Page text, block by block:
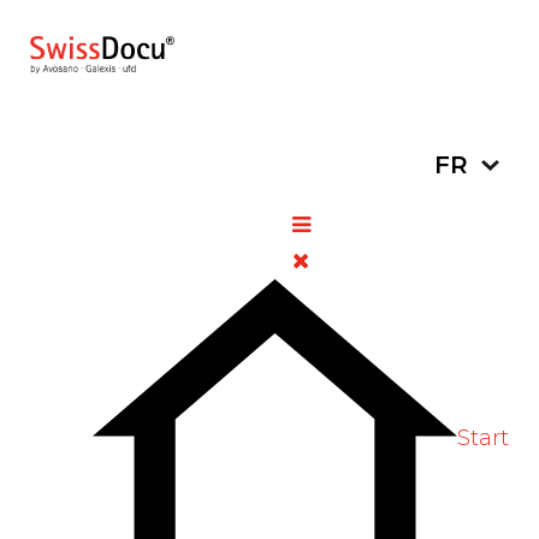
FR
Start
Impuretés de nitrosamine
dans quelques médicaments
contre le diabète
Pharmacie
Vote Label